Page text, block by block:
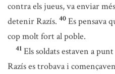
contra els jueus, va enviar
detenir Razís. 40 Es pensava
cop molt fort al poble.
41 Els soldats estaven a
Razís es trobava i